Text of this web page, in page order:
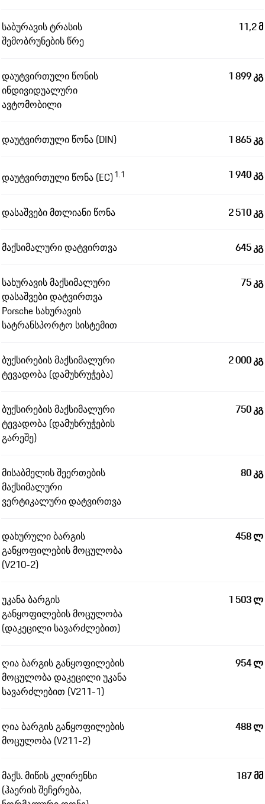
საბურავის ტრასის
შემობრუნების წრე
11,2 მ
დაუტვირთული წონის
ინდივიდუალური
ავტომობილი
1 899 კგ
დაუტვირთული წონა (DIN) 1 865 კგ
დაუტვირთული წონა (EC)1.1 1 940 კგ
დასაშვები მთლიანი წონა 2 510 კგ
მაქსიმალური დატვირთვა 645 კგ
სახურავის მაქსიმალური
დასაშვები დატვირთვა
Porsche სახურავის
სატრანსპორტო სისტემით
75 კგ
ბუქსირების მაქსიმალური
ტევადობა (დამუხრუჭება)
2 000 კგ
ბუქსირების მაქსიმალური
ტევადობა (დამუხრუჭების
გარეშე)
750 კგ
მისაბმელის შეერთების
მაქსიმალური
ვერტიკალური დატვირთვა
80 კგ
დახურული ბარგის
განყოფილების მოცულობა
(V210-2)
458 ლ
უკანა ბარგის
განყოფილების მოცულობა
(დაკეცილი სავარძლებით)
1 503 ლ
ღია ბარგის განყოფილების
მოცულობა დაკეცილი უკანა
სავარძლებით (V211-1)
954 ლ
ღია ბარგის განყოფილების
მოცულობა (V211-2)
488 ლ
მაქს. მიწის კლირენსი
(ჰაერის შეჩერება,
187 მმ